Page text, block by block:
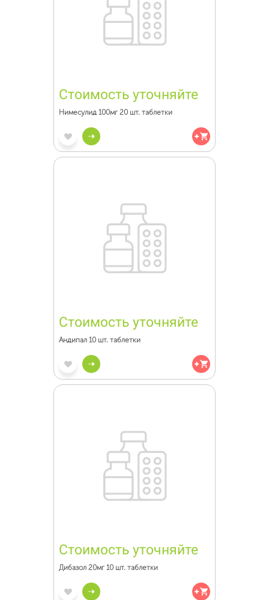
Стоимость уточняйте
Нимесулид 100мг 20 шт. таблетки
Стоимость уточняйте
Андипал 10 шт. таблетки
Стоимость уточняйте
Дибазол 20мг 10 шт. таблетки